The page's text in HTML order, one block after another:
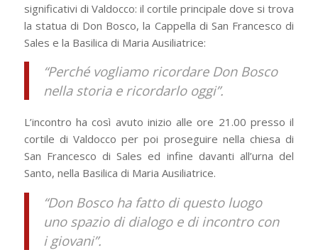
significativi di Valdocco: il cortile principale dove si trova
la statua di Don Bosco, la Cappella di San Francesco di
Sales e la Basilica di Maria Ausiliatrice:
“Perché vogliamo ricordare Don Bosco
nella storia e ricordarlo oggi”.
L’incontro ha così avuto inizio alle ore 21.00 presso il
cortile di Valdocco per poi proseguire nella chiesa di
San Francesco di Sales ed infine davanti all’urna del
Santo, nella Basilica di Maria Ausiliatrice.
“Don Bosco ha fatto di questo luogo
uno spazio di dialogo e di incontro con
i giovani”.